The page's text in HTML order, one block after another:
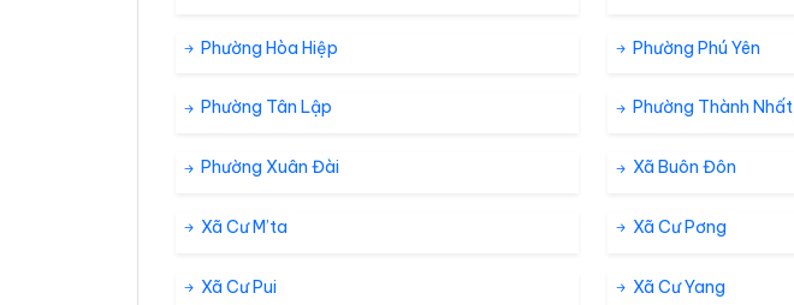
Phường Hòa Hiệp Phường Phú Yên
Phường Tân Lập Phường Thành Nhất
Phường Xuân Đài Xã Buôn Đôn
Xã Cư M’ta Xã Cư Pơng
Xã Cư Pui Xã Cư Yang